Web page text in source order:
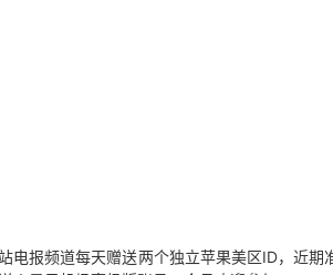
电报频道每天赠送两个独立苹果美区ID，近期